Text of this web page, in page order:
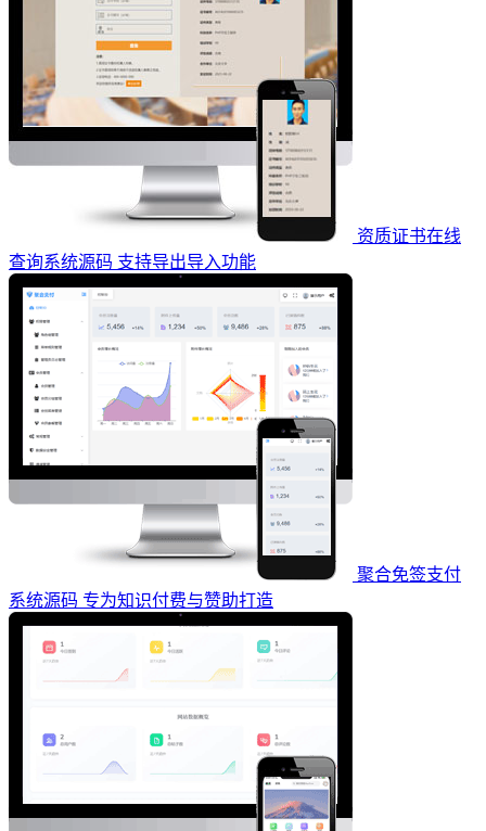
资质证书在线
查询系统源码 支持导出导入功能
聚合免签支付
系统源码 专为知识付费与赞助打造